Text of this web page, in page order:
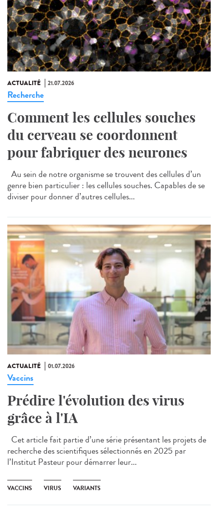
ACTUALITÉ 21.07.2026
Recherche
Comment les cellules souches
du cerveau se coordonnent
pour fabriquer des neurones
Au sein de notre organisme se trouvent des cellules d’un
genre bien particulier : les cellules souches. Capables de se
diviser pour donner d’autres cellules...
ACTUALITÉ 01.07.2026
Vaccins
Prédire l'évolution des virus
grâce à l'IA
Cet article fait partie d’une série présentant les projets de
recherche des scientifiques sélectionnés en 2025 par
l’Institut Pasteur pour démarrer leur...
VACCINS VIRUS VARIANTS